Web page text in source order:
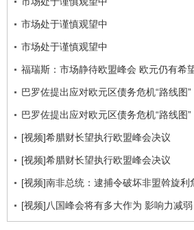
市场处于谨慎观望中
市场处于谨慎观望中
福瑞斯：市场静待欧盟峰会 欧元仍有希
巴罗佐提出应对欧元区债务危机“路线图”
巴罗佐提出应对欧元区债务危机“路线图”
[视频]希腊财长望执行欧盟峰会决议
[视频]希腊财长望执行欧盟峰会决议
[视频]南非总统：逮捕令破坏非盟斡旋利
[视频]八国峰会将有多大作为 影响力减